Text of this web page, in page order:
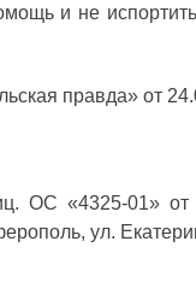
и не
правда» от
ОС «4325-01» от
ул.